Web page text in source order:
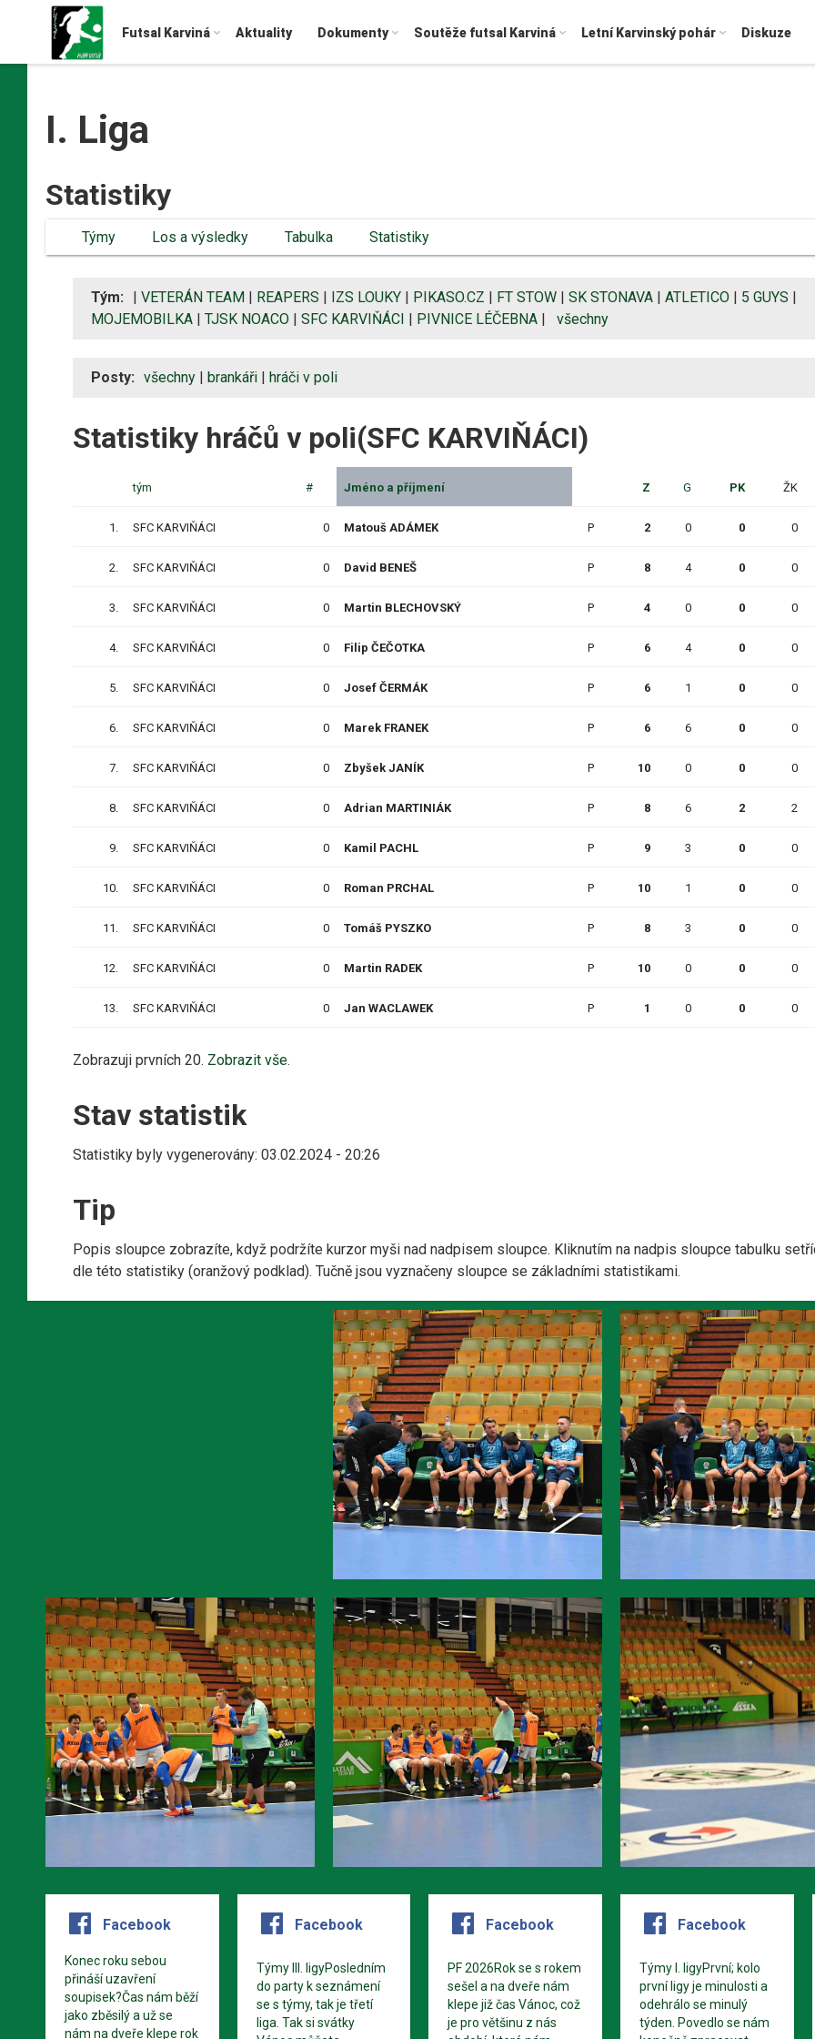
Futsal Karviná Aktuality Dokumenty Soutěže futsal Karviná Letní Karvinský pohár Diskuze
I. Liga
Statistiky
Týmy Los a výsledky Tabulka Statistiky
Tým: | VETERÁN TEAM | REAPERS | IZS LOUKY | PIKASO.CZ | FT STOW | SK STONAVA | ATLETICO | 5 GUYS |
MOJEMOBILKA | TJSK NOACO | SFC KARVIŇÁCI | PIVNICE LÉČEBNA | všechny
Posty: všechny | brankáři | hráči v poli
Statistiky hráčů v poli(SFC KARVIŇÁCI)
tým # Jméno a příjmení Z G PK ŽK
1. SFC KARVIŇÁCI 0 Matouš ADÁMEK P 2 0 0 0
2. SFC KARVIŇÁCI 0 David BENEŠ P 8 4 0 0
3. SFC KARVIŇÁCI 0 Martin BLECHOVSKÝ P 4 0 0 0
4. SFC KARVIŇÁCI 0 Filip ČEČOTKA P 6 4 0 0
5. SFC KARVIŇÁCI 0 Josef ČERMÁK P 6 1 0 0
6. SFC KARVIŇÁCI 0 Marek FRANEK P 6 6 0 0
7. SFC KARVIŇÁCI 0 Zbyšek JANÍK P 10 0 0 0
8. SFC KARVIŇÁCI 0 Adrian MARTINIÁK P 8 6 2 2
9. SFC KARVIŇÁCI 0 Kamil PACHL P 9 3 0 0
10. SFC KARVIŇÁCI 0 Roman PRCHAL P 10 1 0 0
11. SFC KARVIŇÁCI 0 Tomáš PYSZKO P 8 3 0 0
12. SFC KARVIŇÁCI 0 Martin RADEK P 10 0 0 0
13. SFC KARVIŇÁCI 0 Jan WACLAWEK P 1 0 0 0
Zobrazuji prvních 20. Zobrazit vše.
Stav statistik
Statistiky byly vygenerovány: 03.02.2024 - 20:26
Tip
Popis sloupce zobrazíte, když podržíte kurzor myši nad nadpisem sloupce. Kliknutím na nadpis sloupce tabulku
dle této statistiky (oranžový podklad). Tučně jsou vyznačeny sloupce se základními statistikami.
Facebook
Konec roku sebou
přináší uzavření
soupisek?Čas nám běží
jako zběsilý a už se
nám na dveře klepe rok
Facebook
Týmy III. ligyPosledním
do party k seznámení
se s týmy, tak je třetí
liga. Tak si svátky
Facebook
PF 2026Rok se s rokem
sešel a na dveře nám
klepe již čas Vánoc, což
je pro většinu z nás
Facebook
Týmy I. ligyPrvní; kolo
první ligy je minulosti a
odehrálo se minulý
týden. Povedlo se nám